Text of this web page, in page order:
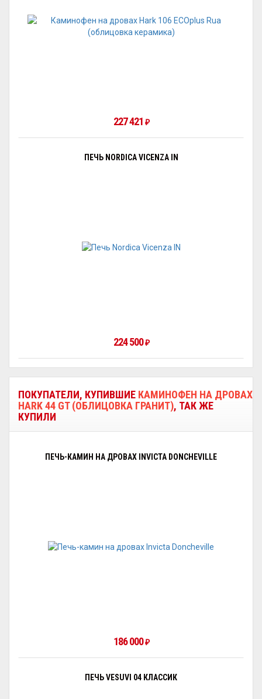
227 421 ₽
ПЕЧЬ NORDICA VICENZA IN
224 500 ₽
ПОКУПАТЕЛИ, КУПИВШИЕ КАМИНОФЕН НА ДРОВАХ
HARK 44 GT (ОБЛИЦОВКА ГРАНИТ), ТАК ЖЕ
КУПИЛИ
ПЕЧЬ-КАМИН НА ДРОВАХ INVICTA DONCHEVILLE
186 000 ₽
ПЕЧЬ VESUVI 04 КЛАССИК